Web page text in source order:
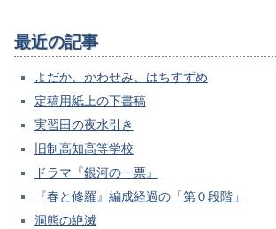
最近の記事
よだか、かわせみ、はちすずめ
定稿用紙上の下書稿
実習田の夜水引き
旧制高知高等学校
ドラマ『銀河の一票』
『春と修羅』編成経過の「第０段階」
洞熊の絶滅